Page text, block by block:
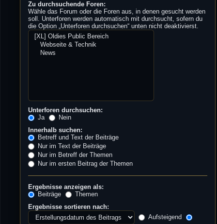
Zu durchsuchende Foren:
Wähle das Forum oder die Foren aus, in denen gesucht werden
soll. Unterforen werden automatisch mit durchsucht, sofern du
die Option „Unterforen durchsuchen“ unten nicht deaktivierst.
Unterforen durchsuchen:
Ja
Nein
Innerhalb suchen:
Betreff und Text der Beiträge
Nur im Text der Beiträge
Nur im Betreff der Themen
Nur im ersten Beitrag der Themen
Ergebnisse anzeigen als:
Beiträge
Themen
Ergebnisse sortieren nach:
Aufsteigend